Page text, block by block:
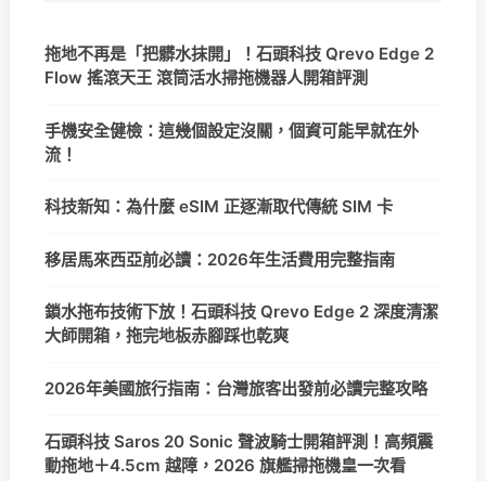
拖地不再是「把髒水抹開」！石頭科技 Qrevo Edge 2
Flow 搖滾天王 滾筒活水掃拖機器人開箱評測
手機安全健檢：這幾個設定沒關，個資可能早就在外
流！
科技新知：為什麼 eSIM 正逐漸取代傳統 SIM 卡
移居馬來西亞前必讀：2026年生活費用完整指南
鎖水拖布技術下放！石頭科技 Qrevo Edge 2 深度清潔
大師開箱，拖完地板赤腳踩也乾爽
2026年美國旅行指南：台灣旅客出發前必讀完整攻略
石頭科技 Saros 20 Sonic 聲波騎士開箱評測！高頻震
動拖地＋4.5cm 越障，2026 旗艦掃拖機皇一次看